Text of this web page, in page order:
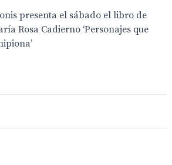
presenta el sábado el libro de
Rosa Cadierno ‘Personajes que